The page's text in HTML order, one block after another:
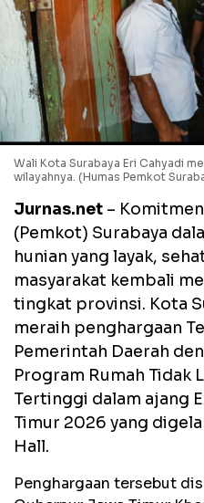
Wali Kota Surabaya Eri Cahyadi
wilayahnya. (Humas Pemkot
Jurnas.net –
(Pemkot) Surabaya
hunian yang layak,
masyarakat kembali
tingkat provinsi. Kota
meraih penghargaan
Pemerintah Daerah
Program Rumah Tidak
Tertinggi dalam ajang
Timur 2026 yang
Hall.
Penghargaan tersebut